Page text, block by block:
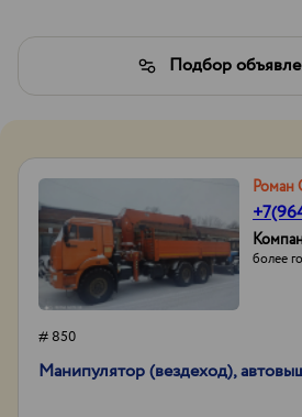
Подбор
Роман
более
# 850
Манипулятор (вездеход),